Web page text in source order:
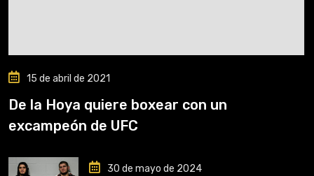
15 de abril de 2021
De la Hoya quiere boxear con un
excampeón de UFC
30 de mayo de 2024